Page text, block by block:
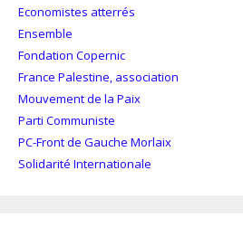
Economistes atterrés
Ensemble
Fondation Copernic
France Palestine, association
Mouvement de la Paix
Parti Communiste
PC-Front de Gauche Morlaix
Solidarité Internationale